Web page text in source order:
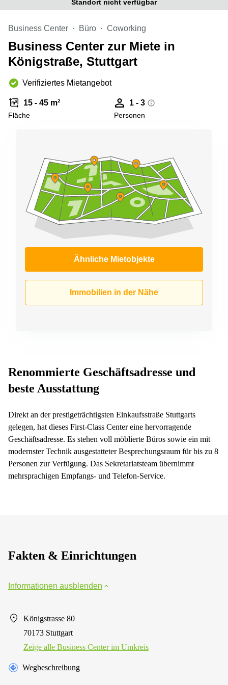
Berlin
Mitte
Büro
mieten
Dortmund
Tagungsraum
Büro
Nürnberg
Meetingraum
Berlin
Coworking
Str. 720-
726 Köln
Hohenstaufenring
62 Köln
Erna-
Scheffler-
Str. 1A
Ludwig-
Erhard-
Straße 18
Hamburg
Standort nicht verfügbar
Business Center Büro Coworking
Business Center zur Miete in
Königstraße, Stuttgart
Verifiziertes Mietangebot
15 - 45 m²
Fläche
1 - 3
Personen
Ähnliche Mietobjekte
Immobilien in der Nähe
Renommierte Geschäftsadresse und
beste Ausstattung
Direkt an der prestigeträchtigsten Einkaufsstraße Stuttgarts
gelegen, hat dieses First-Class Center eine hervorragende
Geschäftsadresse. Es stehen voll möblierte Büros sowie ein mit
modernster Technik ausgestatteter Besprechungsraum für bis zu 8
Personen zur Verfügung. Das Sekretariatsteam übernimmt
mehrsprachigen Empfangs- und Telefon-Service.
Fakten & Einrichtungen
Informationen ausblenden
Königstrasse 80
70173 Stuttgart
Zeige alle Business Center im Umkreis
Wegbeschreibung